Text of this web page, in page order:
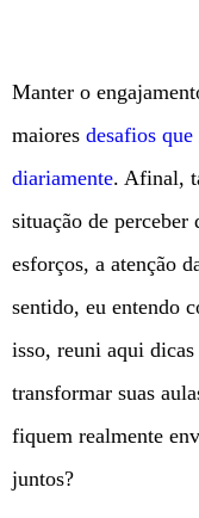
Manter o
maiores desafios
diariamente. Afinal,
situação de perceber
esforços, a atenção
sentido, eu entendo
isso, reuni aqui
transformar suas
fiquem realmente
juntos?